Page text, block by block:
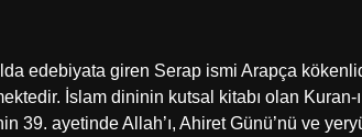
edebiyata giren Serap ismi Arapça
İslam dininin kutsal kitabı olan Kuran-
39. ayetinde Allah’ı, Ahiret Günü’nü ve